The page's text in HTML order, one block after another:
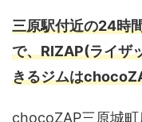
三原駅付近の24時
で、RIZAP(ライザ
きるジムは
chocoZAP三原城